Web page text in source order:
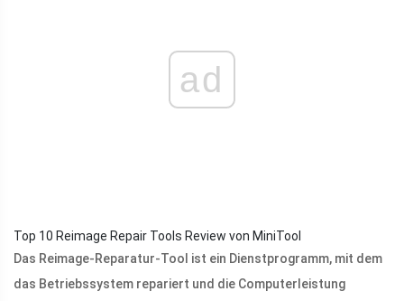
ad
Top 10 Reimage Repair Tools Review von MiniTool
Das Reimage-Reparatur-Tool ist ein Dienstprogramm, mit dem
das Betriebssystem repariert und die Computerleistung